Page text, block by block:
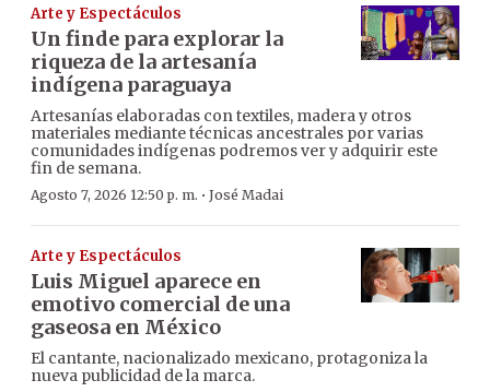
Arte y Espectáculos
Un finde para explorar la
riqueza de la artesanía
indígena paraguaya
Artesanías elaboradas con textiles, madera y otros
materiales mediante técnicas ancestrales por varias
comunidades indígenas podremos ver y adquirir este
fin de semana.
Agosto 7, 2026 12:50 p. m. · José Madai
Arte y Espectáculos
Luis Miguel aparece en
emotivo comercial de una
gaseosa en México
El cantante, nacionalizado mexicano, protagoniza la
nueva publicidad de la marca.